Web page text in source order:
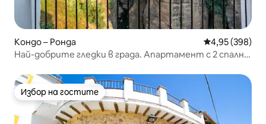
Кондо – Ронда Средна
4,95 (398)
Най-добрите гледки в града. Апартамент с 2 спални
Избор на гостите
Избор на гостите